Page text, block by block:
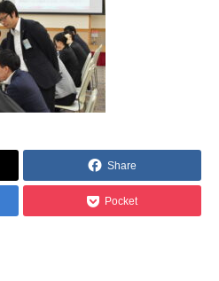
Share
Pocket